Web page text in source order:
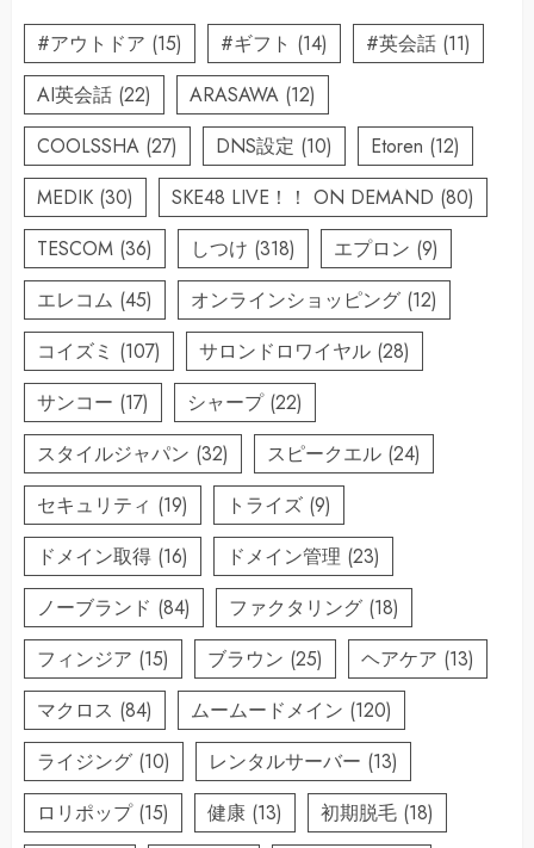
#アウトドア (15) #ギフト (14) #英会話 (11)
AI英会話 (22) ARASAWA (12)
COOLSSHA (27) DNS設定 (10) Etoren (12)
MEDIK (30) SKE48 LIVE！！ ON DEMAND (80)
TESCOM (36) しつけ (318) エプロン (9)
エレコム (45) オンラインショッピング (12)
コイズミ (107) サロンドロワイヤル (28)
サンコー (17) シャープ(22)
スタイルジャパン (32) スピークエル (24)
セキュリティ (19) トライズ (9)
ドメイン取得 (16) ドメイン管理 (23)
ノーブランド (84) ファクタリング (18)
フィンジア (15) ブラウン (25) ヘアケア (13)
マクロス (84) ムームードメイン (120)
ライジング (10) レンタルサーバー (13)
ロリポップ(15) 健康 (13) 初期脱毛 (18)